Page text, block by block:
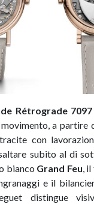
Rétrograde 7097
a partire
con
subito al di
bianco Grand Feu,
e il
distingue